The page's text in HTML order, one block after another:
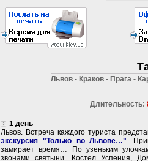
Львов - Краков - Прага -
Длительность:
1 день
Львов. Встреча каждого туриста
экскурсия "Только во Львове…".
замирает время… По узеньким
звонами святыни…Костел Успения,